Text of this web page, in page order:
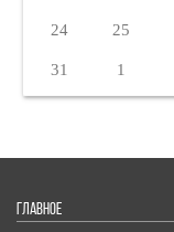
24 25
31 1
ГЛАВНОЕ